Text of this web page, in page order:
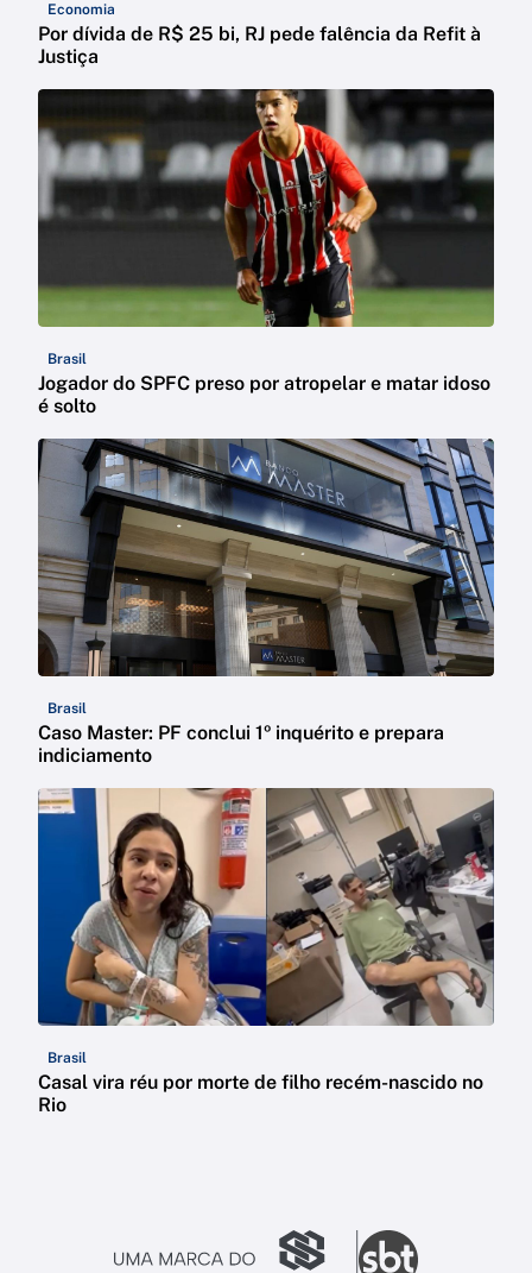
Economia
Por dívida de R$ 25 bi, RJ pede falência da Refit à
Justiça
Brasil
Jogador do SPFC preso por atropelar e matar idoso
é solto
Brasil
Caso Master: PF conclui 1º inquérito e prepara
indiciamento
Brasil
Casal vira réu por morte de filho recém-nascido no
Rio